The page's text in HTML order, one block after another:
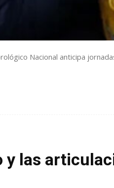
Nacional anticipa
y las